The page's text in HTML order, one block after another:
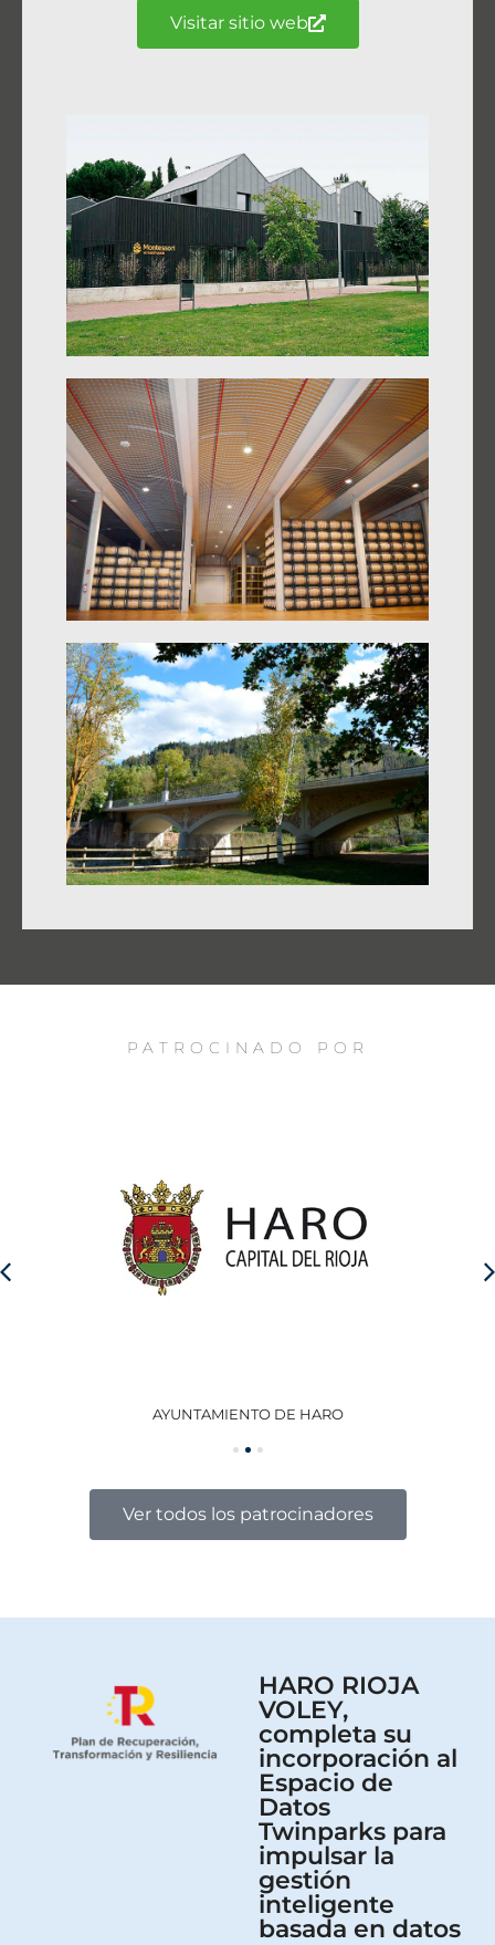
Visitar sitio web
PATROCINADO POR
AYUNTAMIENTO DE HARO
Ver todos los patrocinadores
HARO RIOJA
VOLEY,
completa su
incorporación al
Espacio de
Datos
Twinparks para
impulsar la
gestión
inteligente
basada en datos